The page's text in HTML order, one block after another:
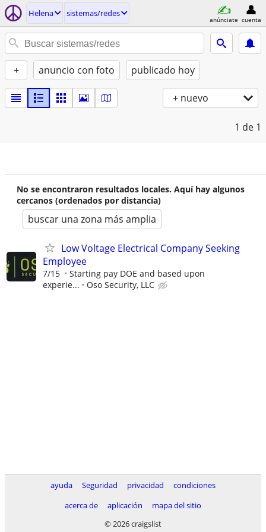
Helena sistemas/redes
anúnciate cuenta
+ anuncio con foto publicado hoy
+ nuevo
1 de 1
No se encontraron resultados locales. Aquí hay algunos
cercanos (ordenados por distancia)
buscar una zona más amplia
Low Voltage Electrical Company Seeking
Employee
7/15
Starting pay DOE and based upon
experie...
Oso Security, LLC
ayuda Seguridad privacidad
condiciones
acerca de
aplicación
mapa del sitio
© 2026 craigslist